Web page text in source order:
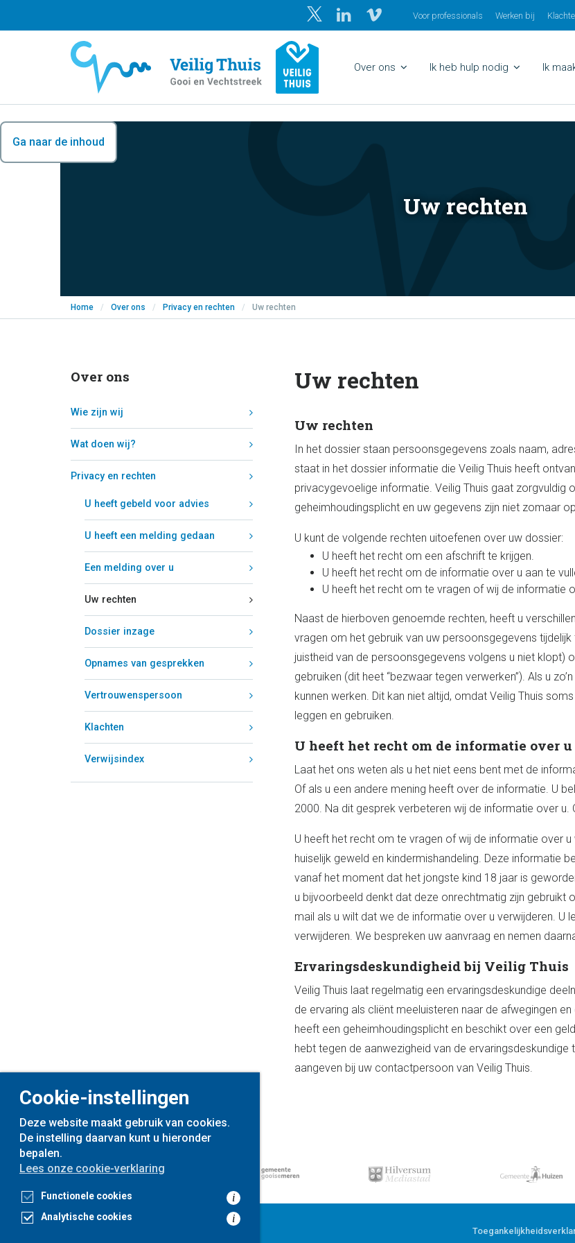
Ga naar de inhoud
Voor professionals Werken bij
Over ons Ik heb hulp nodig Ik
Uw rechten
Home / Over ons / Privacy en rechten / Uw rechten
Over ons
Wie zijn wij
Wat doen wij?
Privacy en rechten
U heeft gebeld voor advies
U heeft een melding gedaan
Een melding over u
Uw rechten
Dossier inzage
Opnames van gesprekken
Vertrouwenspersoon
Klachten
Verwijsindex
Uw rechten
Uw rechten
In het dossier staan persoonsgegevens zoals naam,
staat in het dossier informatie die Veilig Thuis heeft
privacygevoelige informatie. Veilig Thuis gaat zorgvuldig
geheimhoudingsplicht en uw gegevens zijn niet zomaar
U kunt de volgende rechten uitoefenen over uw dossier:
U heeft het recht om een afschrift te krijgen.
U heeft het recht om de informatie over u aan te
U heeft het recht om te vragen of wij de informatie
Naast de hierboven genoemde rechten, heeft u
vragen om het gebruik van uw persoonsgegevens
juistheid van de persoonsgegevens volgens u niet
gebruiken (dit heet “bezwaar tegen verwerken”). Als u
kunnen werken. Dit kan niet altijd, omdat Veilig Thuis
leggen en gebruiken.
U heeft het recht om de informatie over
Laat het ons weten als u het niet eens bent met de
Of als u een andere mening heeft over de informatie. U
2000. Na dit gesprek verbeteren wij de informatie over
U heeft het recht om te vragen of wij de informatie over
huiselijk geweld en kindermishandeling. Deze informatie
vanaf het moment dat het jongste kind 18 jaar is
u bijvoorbeeld denkt dat deze onrechtmatig zijn gebruikt
mail als u wilt dat we de informatie over u verwijderen. U
verwijderen. We bespreken uw aanvraag en nemen
Ervaringsdeskundigheid bij Veilig Thuis
Veilig Thuis laat regelmatig een ervaringsdeskundige
de ervaring als cliënt meeluisteren naar de afwegingen
heeft een geheimhoudingsplicht en beschikt over een
hebt tegen de aanwezigheid van de
aangeven bij uw contactpersoon van Veilig Thuis.
gemeenten
Cookie-instellingen
Deze website maakt gebruik van cookies.
De instelling daarvan kunt u hieronder
bepalen.
Lees onze cookie-verklaring
Functionele cookies i
Analytische cookies i